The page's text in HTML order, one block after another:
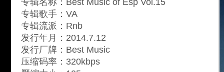
专辑名称：Best Music of Esp Vol.15
专辑歌手：VA
专辑流派：Rnb
发行年月：2014.7.12
发行厂牌：Best Music
压缩码率：320kbps